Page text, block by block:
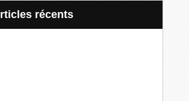
articles récents